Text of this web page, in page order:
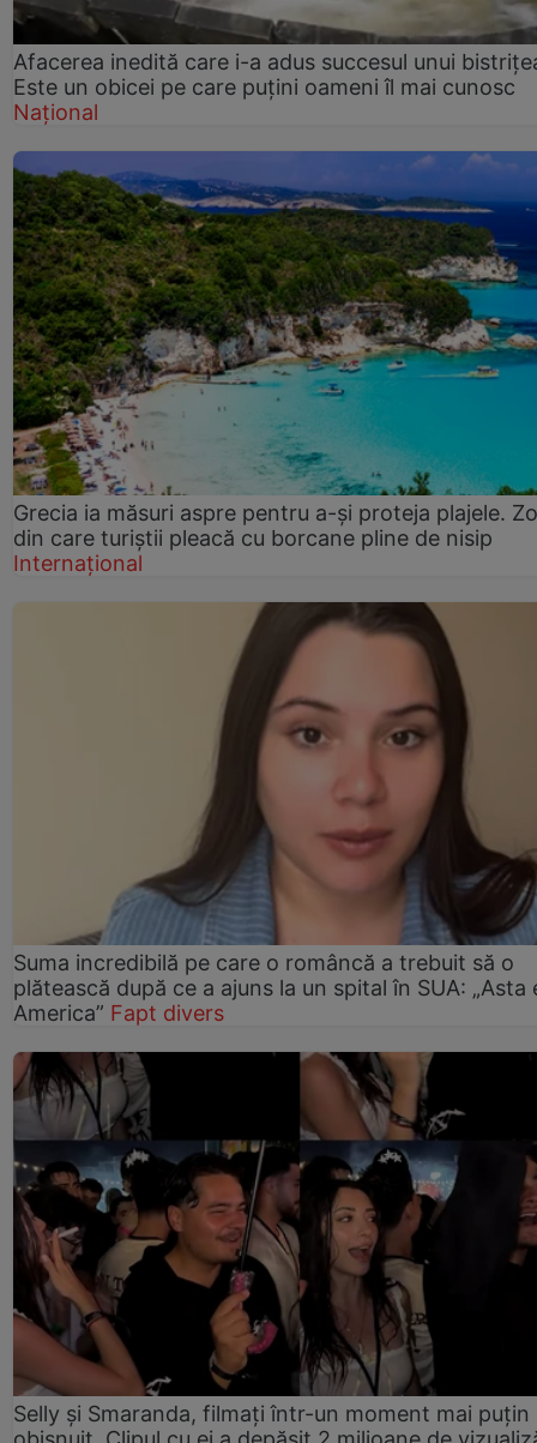
Afacerea inedită care i-a adus succesul unui
Este un obicei pe care puțini oameni îl mai cunosc
Național
Grecia ia măsuri aspre pentru a-și proteja plajele.
din care turiștii pleacă cu borcane pline de nisip
Internațional
Suma incredibilă pe care o româncă a trebuit să o
plătească după ce a ajuns la un spital în SUA: „Asta
America” Fapt divers
Selly și Smaranda, filmați într-un moment mai puțin